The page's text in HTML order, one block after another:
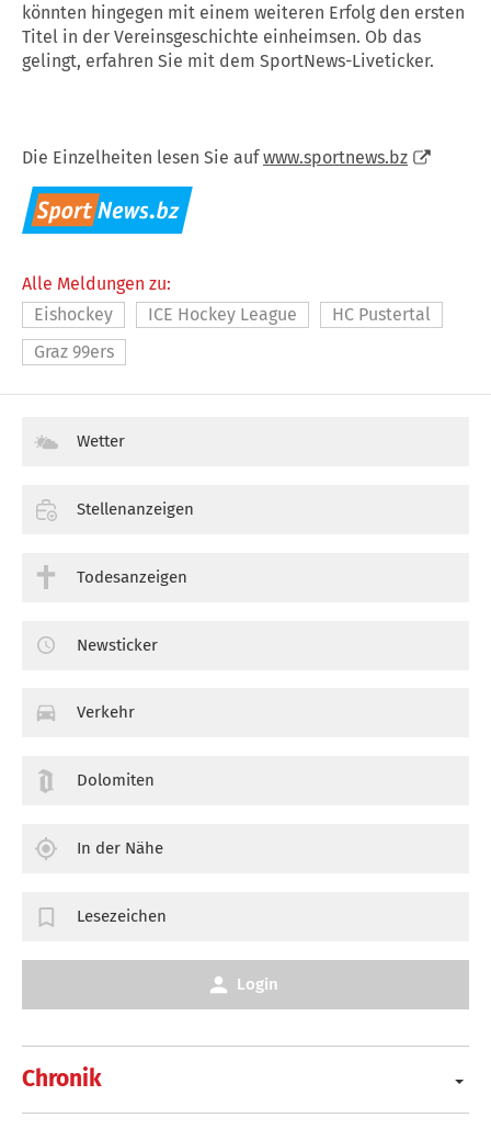
könnten hingegen mit einem weiteren Erfolg den ersten
Titel in der Vereinsgeschichte einheimsen. Ob das
gelingt, erfahren Sie mit dem SportNews-Liveticker.
Die Einzelheiten lesen Sie aufwww.sportnews.bz
Alle Meldungen zu:
Eishockey
ICE Hockey League
HC Pustertal
Graz 99ers
Chronik
Wetter
Stellenanzeigen
Todesanzeigen
Newsticker
Verkehr
Dolomiten
In der Nähe
Lesezeichen
Login